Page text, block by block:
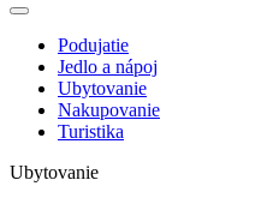
Prepnúť
navigáciuPodujatie
Jedlo a nápoj
Ubytovanie
Nakupovanie
Turistika
Ubytovanie